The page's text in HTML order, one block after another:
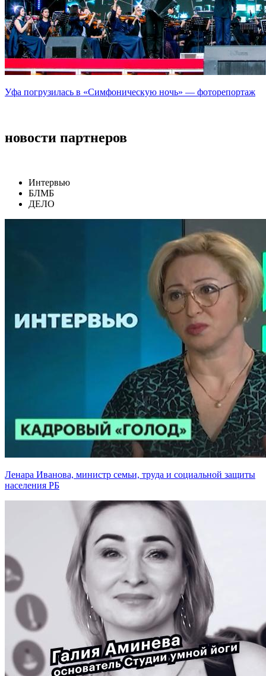
Уфа погрузилась в «Симфоническую ночь» — фоторепортаж
новости партнеров
Интервью
БЛМБ
ДЕЛО
Ленара Иванова, министр семьи, труда и социальной защиты
населения РБ